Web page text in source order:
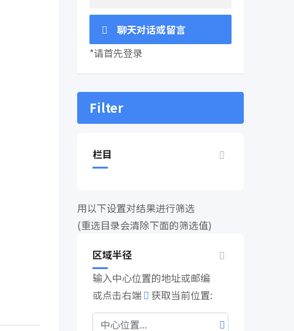
聊天对话或留言
*请首先登录
Filter
栏目
用以下设置对结果进行筛选
(重选目录会清除下面的筛选值)
区域半径
输入中心位置的地址或邮编
或点击右端
获取当前位置: